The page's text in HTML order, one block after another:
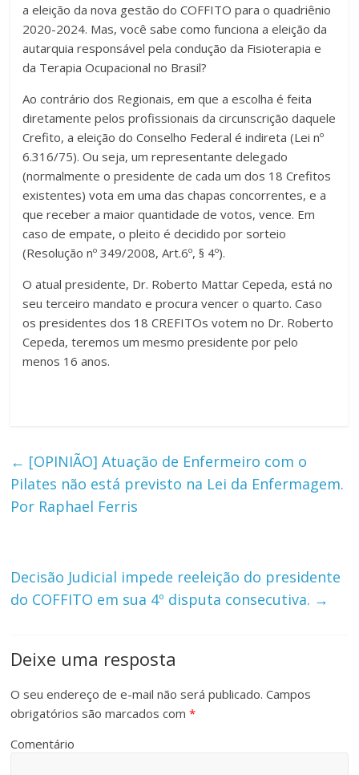
a eleição da nova gestão do COFFITO para o quadriênio
2020-2024. Mas, você sabe como funciona a eleição da
autarquia responsável pela condução da Fisioterapia e
da Terapia Ocupacional no Brasil?
Ao contrário dos Regionais, em que a escolha é feita
diretamente pelos profissionais da circunscrição daquele
Crefito, a eleição do Conselho Federal é indireta (Lei nº
6.316/75). Ou seja, um representante delegado
(normalmente o presidente de cada um dos 18 Crefitos
existentes) vota em uma das chapas concorrentes, e a
que receber a maior quantidade de votos, vence. Em
caso de empate, o pleito é decidido por sorteio
(Resolução nº 349/2008, Art.6º, § 4º).
O atual presidente, Dr. Roberto Mattar Cepeda, está no
seu terceiro mandato e procura vencer o quarto. Caso
os presidentes dos 18 CREFITOs votem no Dr. Roberto
Cepeda, teremos um mesmo presidente por pelo
menos 16 anos.
← [OPINIÃO] Atuação de Enfermeiro com o
Pilates não está previsto na Lei da Enfermagem.
Por Raphael Ferris
Decisão Judicial impede reeleição do presidente
do COFFITO em sua 4º disputa consecutiva. →
Deixe uma resposta
O seu endereço de e-mail não será publicado. Campos
obrigatórios são marcados com*
Comentário